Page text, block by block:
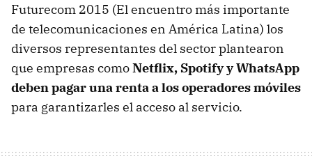
Futurecom 2015 (El encuentro más importante
de telecomunicaciones en América Latina) los
diversos representantes del sector plantearon
que empresas comoNetflix, Spotify y WhatsApp
deben pagar una renta a los operadores móviles
para garantizarles el acceso al servicio.